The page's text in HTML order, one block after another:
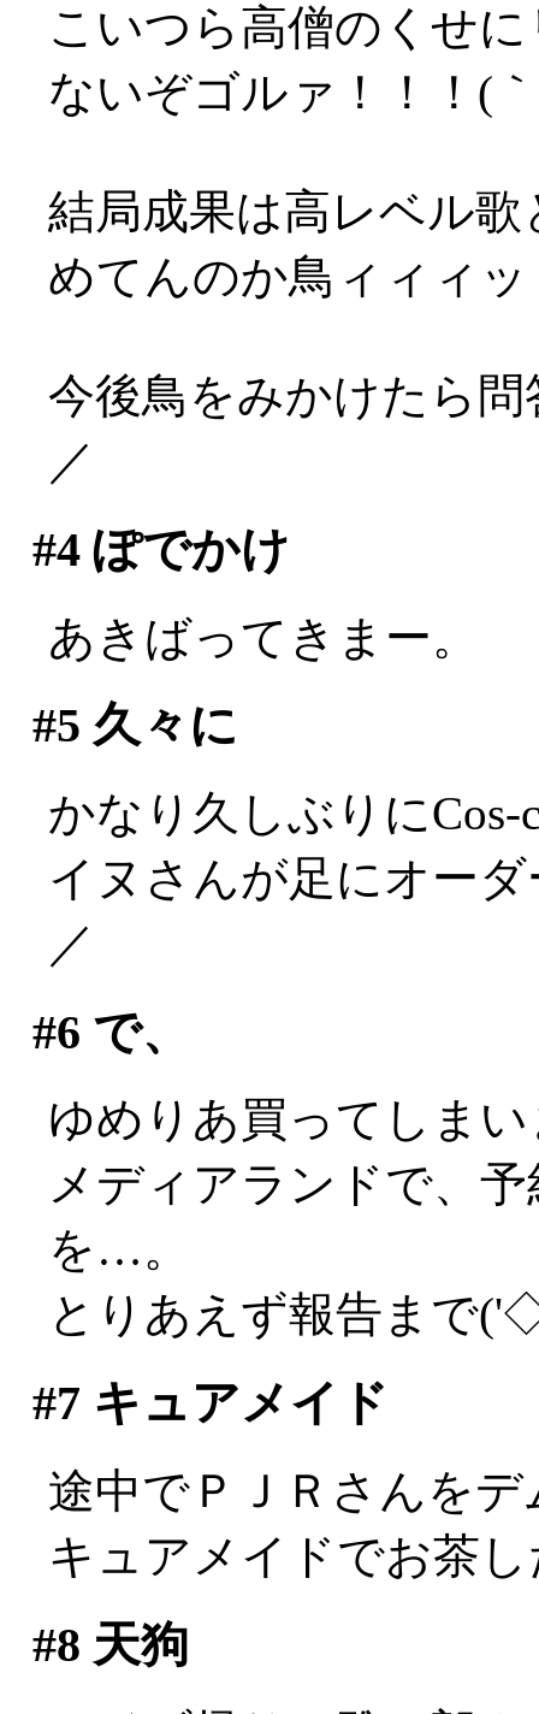
こいつら高僧のくせ
ないぞゴルァ！！！(
結局成果は高レベル
めてんのか鳥ィィィッ
今後鳥をみかけたら
／
#4ぽでかけ
あきばってきまー。
#5 久々に
かなり久しぶりにCos-
イヌさんが足にオー
／
#6 で、
ゆめりあ買ってしま
メディアランドで、
を…。
とりあえず報告まで
#7 キュアメイド
途中でＰＪＲさんを
キュアメイドでお茶
#8 天狗